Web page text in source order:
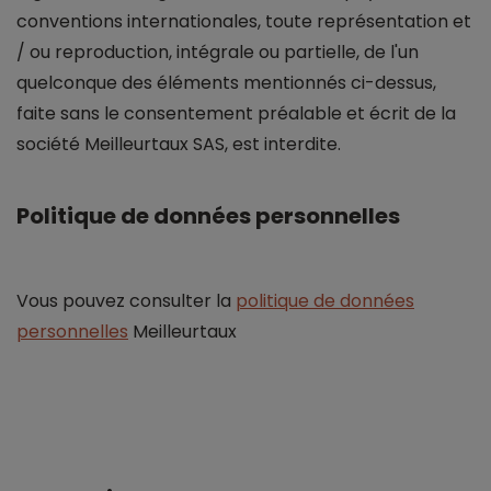
conventions internationales, toute représentation et
/ ou reproduction, intégrale ou partielle, de l'un
quelconque des éléments mentionnés ci-dessus,
faite sans le consentement préalable et écrit de la
société Meilleurtaux SAS, est interdite.
Politique de données personnelles
Vous pouvez consulter la politique de données
personnelles Meilleurtaux